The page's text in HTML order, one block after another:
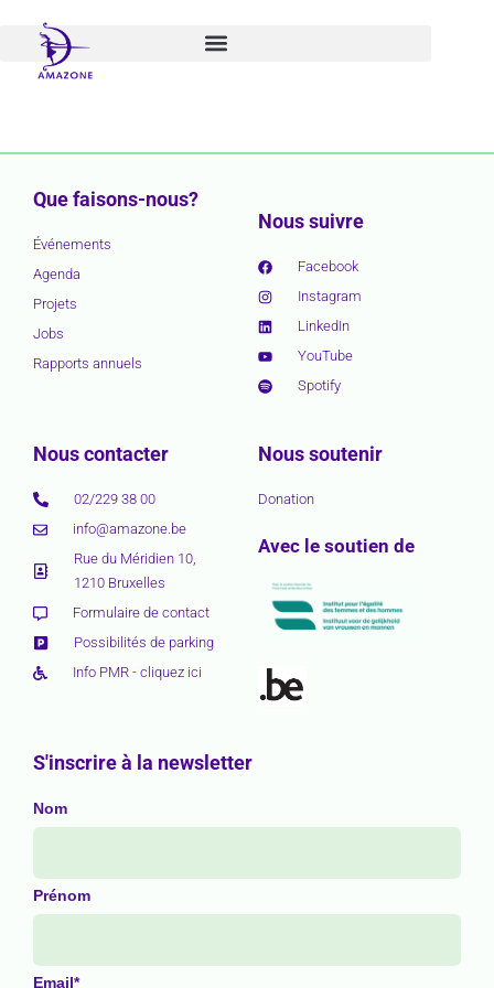
contenu
Que faisons-nous?
Événements
Agenda
Projets
Jobs
Rapports annuels
Nous suivre
Facebook
Instagram
LinkedIn
YouTube
Spotify
Nous contacter
02/229 38 00
info@amazone.be
Rue du Méridien 10,
1210 Bruxelles
Formulaire de contact
Possibilités de parking
Info PMR - cliquez ici
Nous soutenir
Donation
Avec le soutien de
S'inscrire à la newsletter
Nom
Prénom
Email*